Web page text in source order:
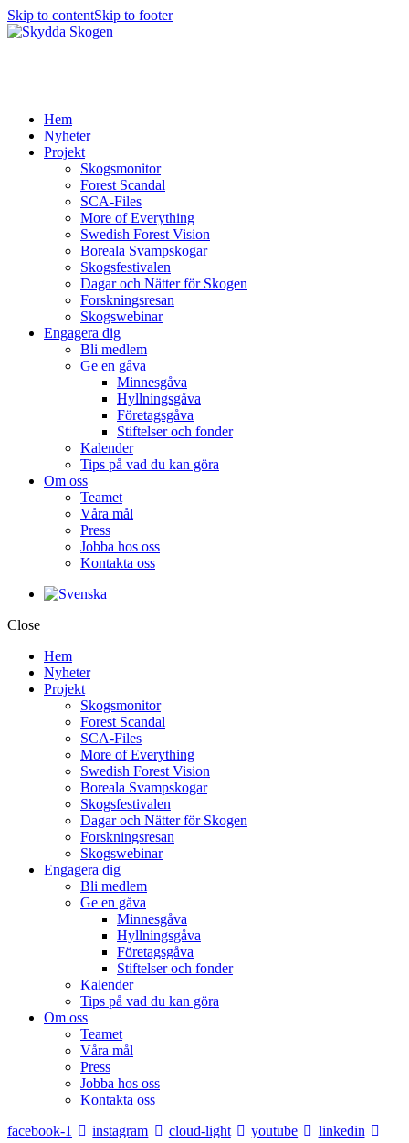
Skip to contentSkip to footer
Hem
Nyheter
Projekt
Skogsmonitor
Forest Scandal
SCA-Files
More of Everything
Swedish Forest Vision
Boreala Svampskogar
Skogsfestivalen
Dagar och Nätter för Skogen
Forskningsresan
Skogswebinar
Engagera dig
Bli medlem
Ge en gåva
Minnesgåva
Hyllningsgåva
Företagsgåva
Stiftelser och fonder
Kalender
Tips på vad du kan göra
Om oss
Teamet
Våra mål​
Press
Jobba hos oss
Kontakta oss
Close
Hem
Nyheter
Projekt
Skogsmonitor
Forest Scandal
SCA-Files
More of Everything
Swedish Forest Vision
Boreala Svampskogar
Skogsfestivalen
Dagar och Nätter för Skogen
Forskningsresan
Skogswebinar
Engagera dig
Bli medlem
Ge en gåva
Minnesgåva
Hyllningsgåva
Företagsgåva
Stiftelser och fonder
Kalender
Tips på vad du kan göra
Om oss
Teamet
Våra mål​
Press
Jobba hos oss
Kontakta oss
facebook-1
instagram cloud-light youtube linkedin